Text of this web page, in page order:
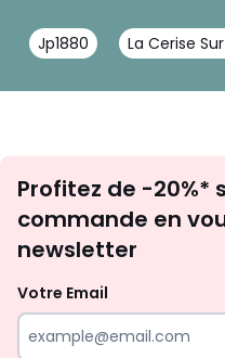
Jp1880 La Cerise
Profitez de -20%*
commande en
newsletter
Votre Email